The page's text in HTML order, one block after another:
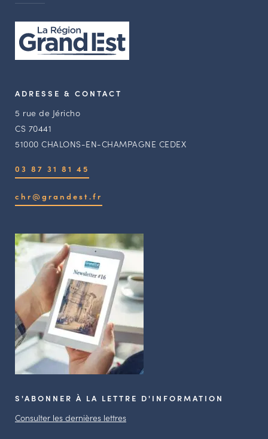
ADRESSE & CONTACT
5 rue de Jéricho
CS 70441
51000 CHALONS-EN-CHAMPAGNE CEDEX
03 87 31 81 45
chr@grandest.fr
S'ABONNER À LA LETTRE D'INFORMATION
Consulter les dernières lettres